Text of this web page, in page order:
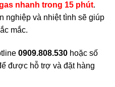
nhanh trong 15 phút.
nghiệp và nhiệt tình sẽ giúp
mắc.
0909.808.530 hoặc số
được hỗ trợ và đặt hàng